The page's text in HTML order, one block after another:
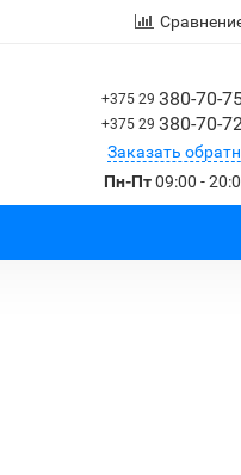
+375 29 380-70-
+375 29 380-70-
Заказать
Пн-Пт09:00 -